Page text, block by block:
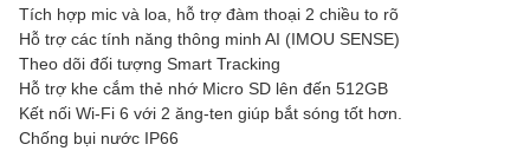
Tích hợp mic và loa, hỗ trợ đàm thoại 2 chiều to rõ
Hỗ trợ các tính năng thông minh AI (IMOU SENSE)
Theo dõi đối tượng Smart Tracking
Hỗ trợ khe cắm thẻ nhớ Micro SD lên đến 512GB
Kết nối Wi-Fi 6 với 2 ăng-ten giúp bắt sóng tốt hơn.
Chống bụi nước IP66